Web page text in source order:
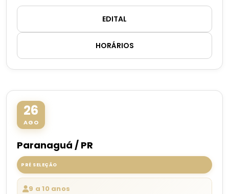
EDITAL
HORÁRIOS
26
AGO
Paranaguá / PR
PRÉ SELEÇÃO
9 a 10 anos